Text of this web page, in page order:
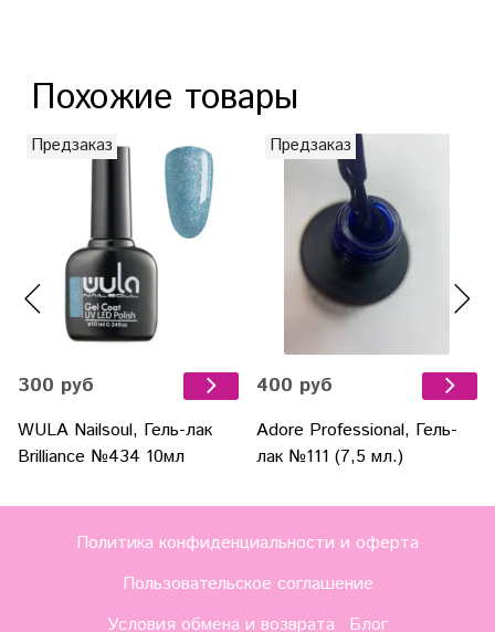
Похожие товары
Предзаказ
300 руб
WULA Nailsoul, Гель-лак
Brilliance №434 10мл
Предзаказ
400 руб
Adore Professional, Гель-
лак №111 (7,5 мл.)
Политика конфиденциальности и оферта
Пользовательское соглашение
Условия обмена и возврата
Блог